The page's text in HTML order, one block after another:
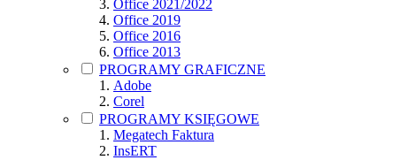
Office 2021/2022
Office 2019
Office 2016
Office 2013
PROGRAMY GRAFICZNE
Adobe
Corel
PROGRAMY KSIĘGOWE
Megatech Faktura
InsERT